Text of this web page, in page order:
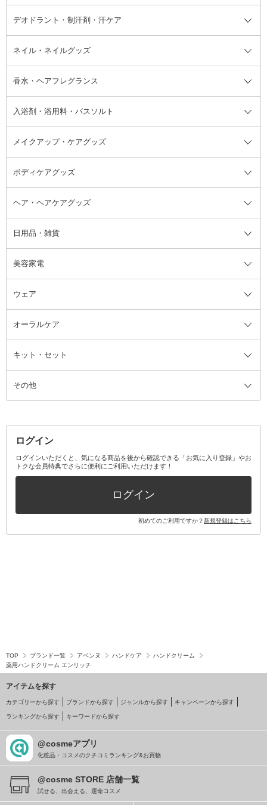
ブースター・導入液
洗い流すパック・マスク
リップクリーム・リップケア
顔用マッサージ料
アイブロウ・眉マスカラ
チーク
ハイライト・シェーディング
レッグ・フットケア
バストケア
ネイルケア
脱毛・除毛ケア
洗い流さないトリートメント
ヘアスタイリング剤
頭皮ケア・育毛剤
その他シャンプー・ヘアケア・ヘ
アスタイリング
日焼け対策・ケア全て
サンオイル・タンニング
その他日焼け対策・UVケア
デオドラント・制汗剤・汗ケア
デオドラント・制汗剤・汗ケア全
て
フット用デオドラント・制汗剤・
汗ケア
ネイル・ネイルグッズ
ネイル・ネイルグッズ全て
ジェルネイル
リムーバー・除光液
香水・ヘアフレグランス
香水・ヘアフレグランス全て
フレグランスミスト
その他香水・ヘアフレグランス
入浴剤・浴用料・バスソルト
入浴剤・浴用料・バスソルト全て
バスソルト
メイクアップ・ケアグッズ
メイクアップ・ケアグッズ全て
コットン・綿棒
洗顔グッズ
ブラシ・チップ
ツィザー・毛抜き
カミソリ
ファンデーション・パウダーケー
ス
ミラー・鏡
ボディケアグッズ
ボディケアグッズ全て
マッサージ・ボディケアグッズ
かかと・角質ケアグッズ
絆創膏
ヘア・ヘアケアグッズ
ヘア・ヘアケアグッズ全て
ヘアゴム
ヘアバンド
ヘッドマッサージブラシ
日用品・雑貨
日用品・雑貨全て
柔軟剤
ルームフレグランス・ディフュー
ザー
アロマキャンドル
消臭剤・芳香剤
美容家電
美容家電全て
ボディケア美容家電
その他美容家電
ウェア
ウェア全て
レッグウェア
オーラルケア
オーラルケア全て
歯ブラシ
その他オーラルケア
キット・セット
キット・セット全て
ボディケアキット
その他キット・セット
その他
ログイン
ログインいただくと、気になる商品を後から確認できる「お気に入り登録」やお
トクな会員特典でさらに便利にご利用いただけます！
ログイン
初めてのご利用ですか？新規登録はこちら
TOP ブランド一覧 アベンヌ ハンドケア
ハンドクリーム
薬用ハンドクリーム エンリッチ
アイテムを探す
カテゴリーから探す ブランドから探す ジャンルから探す キャンペーンから探す
ランキングから探す キーワードから探す
@cosmeアプリ
化粧品・コスメのクチコミランキング&お買物
@cosme STORE 店舗一覧
試せる、出会える、運命コスメ